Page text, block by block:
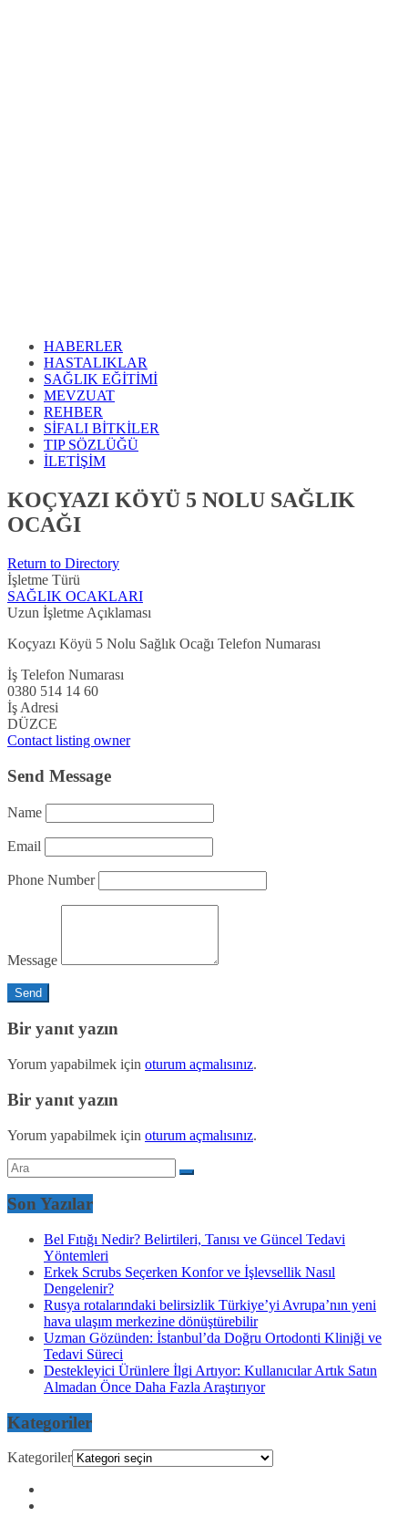
HABERLER
HASTALIKLAR
SAĞLIK EĞİTİMİ
MEVZUAT
REHBER
SİFALI BİTKİLER
TIP SÖZLÜĞÜ
İLETİŞİM
KOÇYAZI KÖYÜ 5 NOLU SAĞLIK
OCAĞI
Return to Directory
İşletme Türü
SAĞLIK OCAKLARI
Uzun İşletme Açıklaması
Koçyazı Köyü 5 Nolu Sağlık Ocağı Telefon Numarası
İş Telefon Numarası
0380 514 14 60
İş Adresi
DÜZCE
Contact listing owner
Send Message
Name
Email
Phone Number
Message
Bir yanıt yazın
Yorum yapabilmek için oturum açmalısınız.
Bir yanıt yazın
Yorum yapabilmek için oturum açmalısınız.
Son Yazılar
Bel Fıtığı Nedir? Belirtileri, Tanısı ve Güncel Tedavi
Yöntemleri
Erkek Scrubs Seçerken Konfor ve İşlevsellik Nasıl
Dengelenir?
Rusya rotalarındaki belirsizlik Türkiye’yi Avrupa’nın yeni
hava ulaşım merkezine dönüştürebilir
Uzman Gözünden: İstanbul’da Doğru Ortodonti Kliniği ve
Tedavi Süreci
Destekleyici Ürünlere İlgi Artıyor: Kullanıcılar Artık Satın
Almadan Önce Daha Fazla Araştırıyor
Kategoriler
Kategoriler